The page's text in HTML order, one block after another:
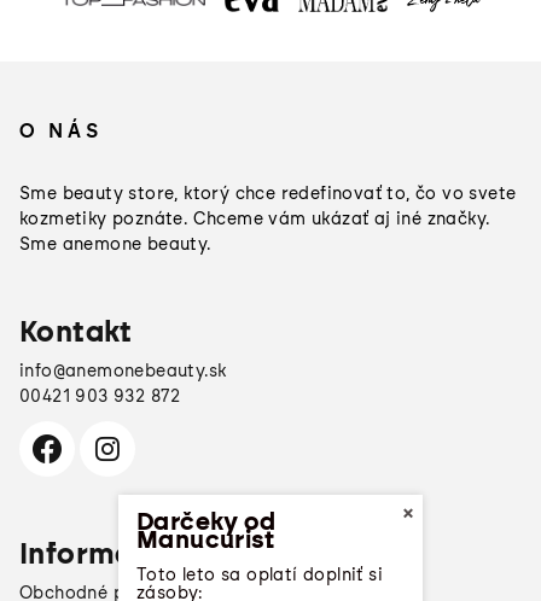
O NÁS
Sme beauty store, ktorý chce redefinovať to, čo vo svete
kozmetiky poznáte. Chceme vám ukázať aj iné značky.
Sme anemone beauty.
Kontakt
info@anemonebeauty.sk
00421 903 932 872
Informácie pre vás
Obchodné podmienky
×
Darčeky od
Manucurist
Toto leto sa oplatí doplniť si
zásoby: